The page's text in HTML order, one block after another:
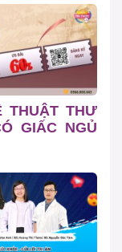
THUẬT THƯ
GIẤC NGỦ